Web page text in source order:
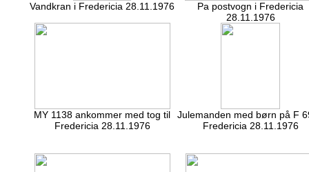
Vandkran i Fredericia 28.11.1976
Pa postvogn i Fredericia
28.11.1976
MY 1138 ankommer med tog til
Fredericia 28.11.1976
Julemanden med børn på F
Fredericia 28.11.1976